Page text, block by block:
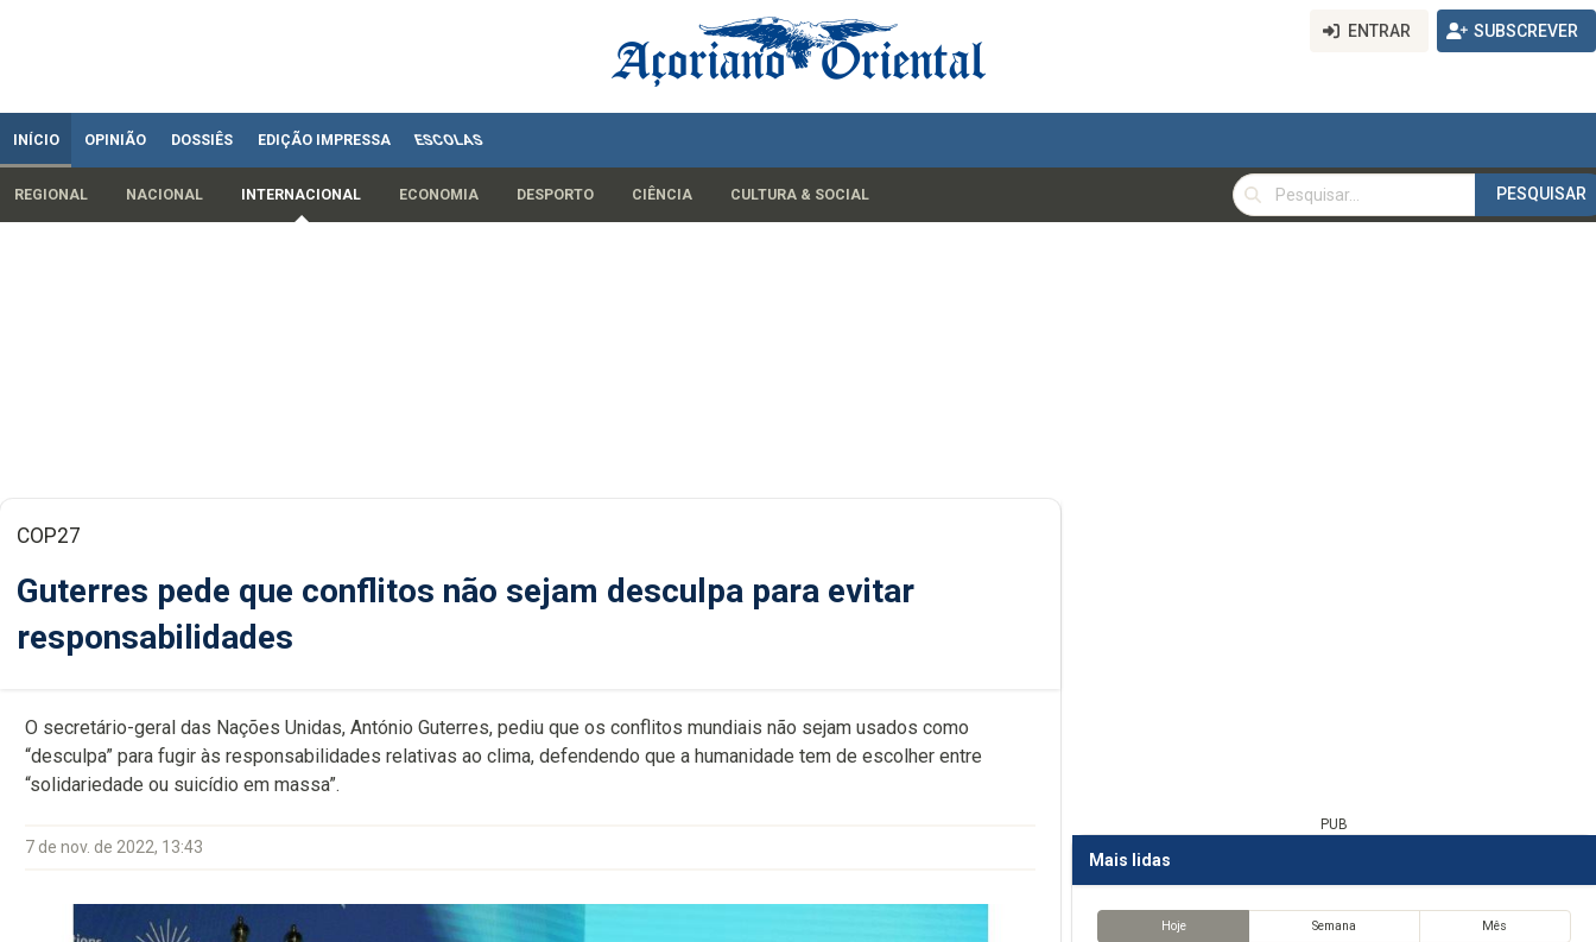
ENTRAR SUBSCREVER
INÍCIO OPINIÃO DOSSIÊS EDIÇÃO IMPRESSA ESCOLAS
REGIONAL NACIONAL INTERNACIONAL ECONOMIA DESPORTO CIÊNCIA CULTURA & SOCIAL
PESQUISAR
PESQUISAR
COP27
Guterres pede que conflitos não sejam desculpa para evitar
responsabilidades
O secretário-geral das Nações Unidas, António Guterres, pediu que os conflitos mundiais não sejam usados como
“desculpa” para fugir às responsabilidades relativas ao clima, defendendo que a humanidade tem de escolher entre
“solidariedade ou suicídio em massa”.
7 de nov. de 2022, 13:43
PUB
Mais lidas
Hoje Semana Mês